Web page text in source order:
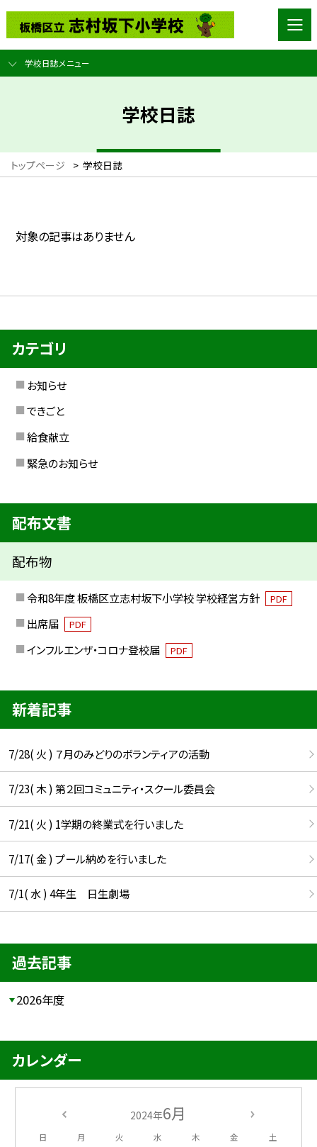
学校日誌メニュー
学校日誌
トップページ > 学校日誌
対象の記事はありません
カテゴリ
お知らせ
できごと
給食献立
緊急のお知らせ
配布文書
配布物
令和8年度 板橋区立志村坂下小学校 学校経営方針 PDF
出席届 PDF
インフルエンザ・コロナ登校届 PDF
新着記事
7/28( 火 ) ７月のみどりのボランティアの活動
7/23( 木 ) 第２回コミュニティ・スクール委員会
7/21( 火 ) 1学期の終業式を行いました
7/17( 金 ) プール納めを行いました
7/1( 水 ) 4年生 日生劇場
過去記事
2026年度
カレンダー
2024年6月
日 月 火 水 木 金 土